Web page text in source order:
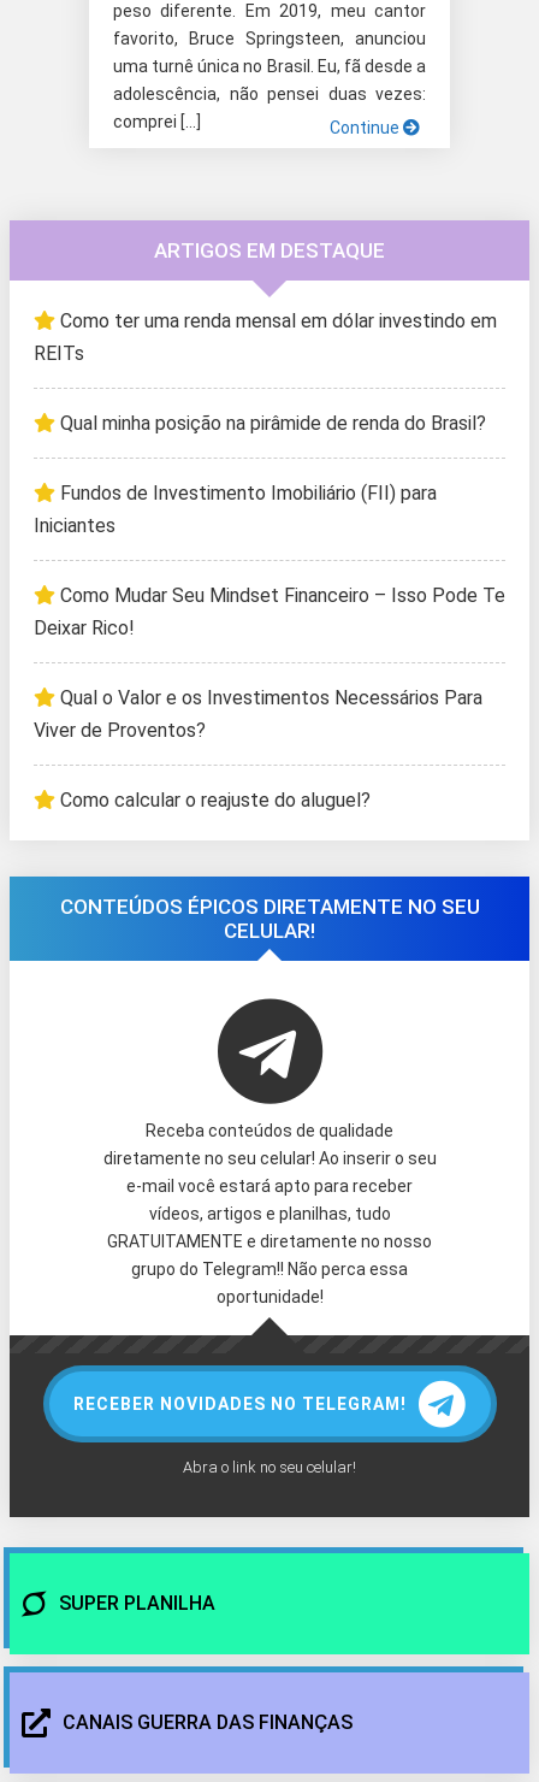
peso diferente. Em 2019, meu cantor
favorito, Bruce Springsteen, anunciou
uma turnê única no Brasil. Eu, fã desde a
adolescência, não pensei duas vezes:
comprei […]
Continue
ARTIGOS EM DESTAQUE
Como ter uma renda mensal em dólar investindo em
REITs
Qual minha posição na pirâmide de renda do Brasil?
Fundos de Investimento Imobiliário (FII) para
Iniciantes
Como Mudar Seu Mindset Financeiro – Isso Pode Te
Deixar Rico!
Qual o Valor e os Investimentos Necessários Para
Viver de Proventos?
Como calcular o reajuste do aluguel?
CONTEÚDOS ÉPICOS DIRETAMENTE NO SEU
CELULAR!
Receba conteúdos de qualidade
diretamente no seu celular! Ao inserir o seu
e-mail você estará apto para receber
vídeos, artigos e planilhas, tudo
GRATUITAMENTE e diretamente no nosso
grupo do Telegram!! Não perca essa
oportunidade!
RECEBER NOVIDADES NO TELEGRAM!
Abra o link no seu celular!
SUPER PLANILHA
CANAIS GUERRA DAS FINANÇAS